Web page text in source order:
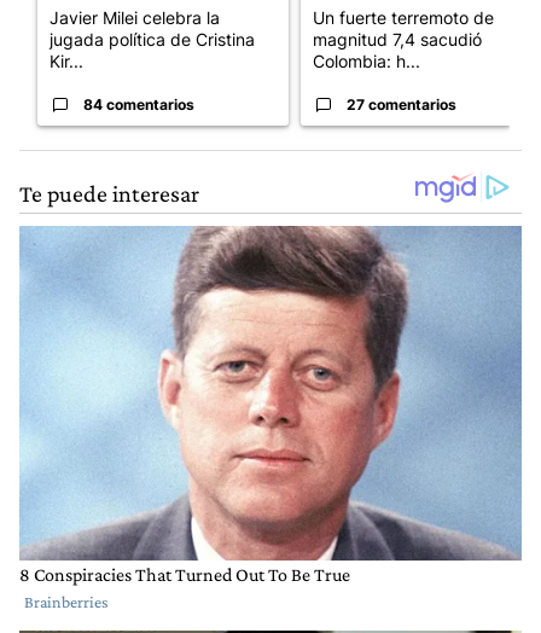
Javier Milei celebra la
jugada política de Cristina
Kir...
84 comentarios
Un fuerte terremoto de
magnitud 7,4 sacudió
Colombia: h...
27 comentarios